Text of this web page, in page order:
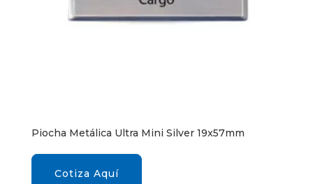
Piocha Metálica Ultra Mini Silver 19x57mm
Cotiza Aquí